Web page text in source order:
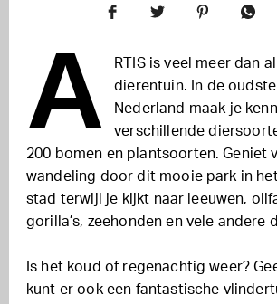
A
RTIS is veel meer dan
dierentuin. In de
Nederland maak je
verschillende
200 bomen en plantsoorten. Geniet
wandeling door dit mooie park in
stad terwijl je kijkt naar leeuwen,
gorilla’s, zeehonden en vele andere
Is het koud of regenachtig weer?
kunt er ook een fantastische